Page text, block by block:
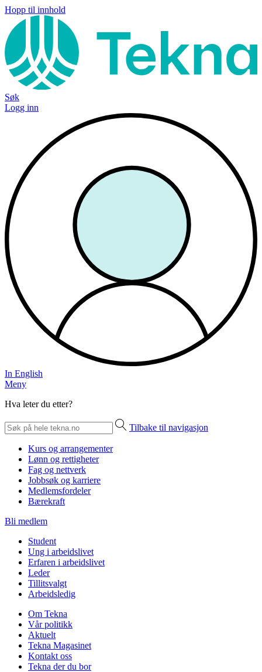
Hopp til innhold
Søk
Logg inn
In English
Meny
Hva leter du etter?
Tilbake til navigasjon
Kurs og arrangementer
Lønn og rettigheter
Fag og nettverk
Jobbsøk og karriere
Medlemsfordeler
Bærekraft
Bli medlem
Student
Ung i arbeidslivet
Erfaren i arbeidslivet
Leder
Tillitsvalgt
Arbeidsledig
Om Tekna
Vår politikk
Aktuelt
Tekna Magasinet
Kontakt oss
Tekna der du bor